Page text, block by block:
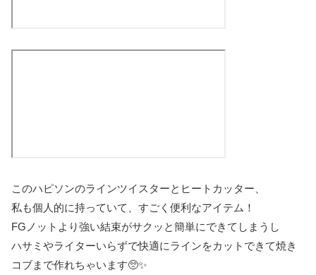
このハピソンのラインツイスターとヒートカッター、
私も個人的に持っていて、すごく便利なアイテム！
FGノットより強い結束がサクッと簡単にできてしまうし
ハサミやライターいらずで快適にラインをカットできて焼き
コブまで作れちゃいます🥺✨